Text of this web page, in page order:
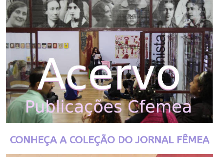
CONHEÇA A COLEÇÃO DO JORNAL FÊMEA